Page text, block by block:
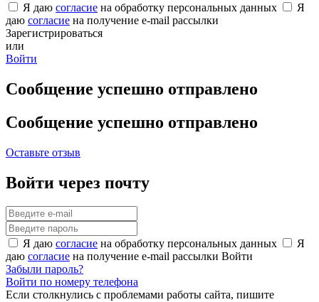
Я даю согласие на обработку персональных данных
Я
даю согласие на получение e-mail рассылки
Зарегистрироваться
или
Войти
Сообщение успешно отправлено
Сообщение успешно отправлено
Оставьте отзыв
Войти через почту
Я даю согласие на обработку персональных данных
Я
даю согласие на получение e-mail рассылки Войти
Забыли пароль?
Войти по номеру телефона
Если столкнулись с проблемами работы сайта, пишите